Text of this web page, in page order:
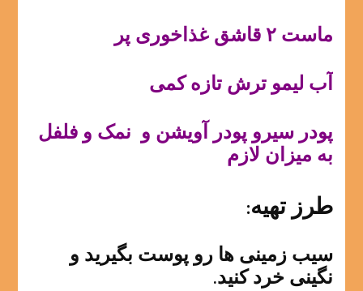
ماست ۲ قاشق غذاخوری پر
آب لیمو ترش تازه کمی
پودر سیرو پودر آویشن و نمک و فلفل
به میزان لازم
طرز تهیه:
سیب زمینی ها رو پوست بگیرید و
نگینی خرد کنید.